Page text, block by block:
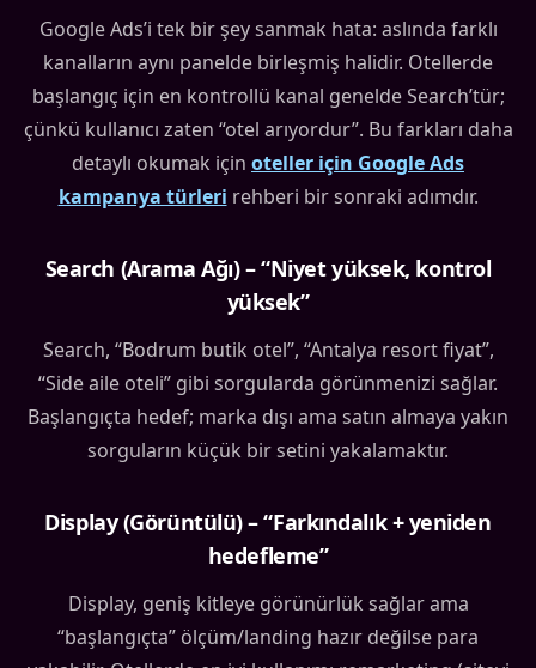
Google Ads’i tek bir şey sanmak hata: aslında farklı
kanalların aynı panelde birleşmiş halidir. Otellerde
başlangıç için en kontrollü kanal genelde Search’tür;
çünkü kullanıcı zaten “otel arıyordur”. Bu farkları daha
detaylı okumak için oteller için Google Ads
kampanya türleri rehberi bir sonraki adımdır.
Search (Arama Ağı) – “Niyet yüksek, kontrol
yüksek”
Search, “Bodrum butik otel”, “Antalya resort fiyat”,
“Side aile oteli” gibi sorgularda görünmenizi sağlar.
Başlangıçta hedef; marka dışı ama satın almaya yakın
sorguların küçük bir setini yakalamaktır.
Display (Görüntülü) – “Farkındalık + yeniden
hedefleme”
Display, geniş kitleye görünürlük sağlar ama
“başlangıçta” ölçüm/landing hazır değilse para